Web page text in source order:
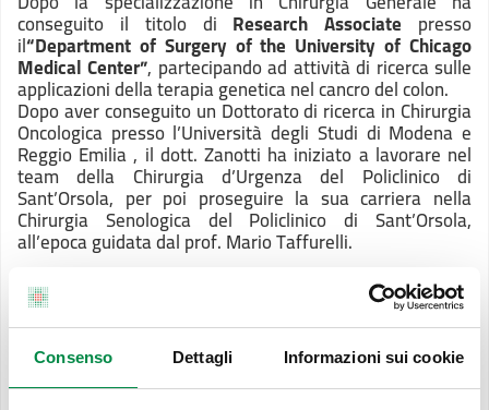
Consenso Dettagli Informazioni sui cookie
conseguito il titolo di Research Associate presso
il“Department of Surgery of the University of Chicago
Medical Center”, partecipando ad attività di ricerca sulle
applicazioni della terapia genetica nel cancro del colon.
Dopo aver conseguito un Dottorato di ricerca in Chirurgia
Oncologica presso l’Università degli Studi di Modena e
Reggio Emilia , il dott. Zanotti ha iniziato a lavorare nel
team della Chirurgia d’Urgenza del Policlinico di
Sant’Orsola, per poi proseguire la sua carriera nella
Chirurgia Senologica del Policlinico di Sant’Orsola,
all’epoca guidata dal prof. Mario Taffurelli.
Negli ultimi 15 anni ha eseguito oltre 3000 interventi,
specializzandosi nella gestione multidisciplinare e
chirurgica della patologia mammaria, con particolare
attenzione alla chirurgia oncoplastica, alla chirurgia
radioguidata delle lesioni non palpabili, alle mastectomie
conservative con preservazione del complesso areola-